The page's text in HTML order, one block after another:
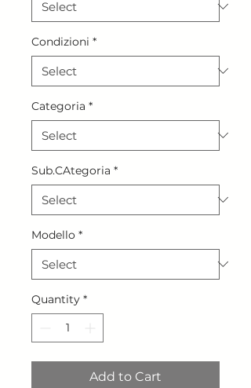
Condizioni *
Categoria *
Sub.CAtegoria *
Modello *
Quantity *
Add to Cart